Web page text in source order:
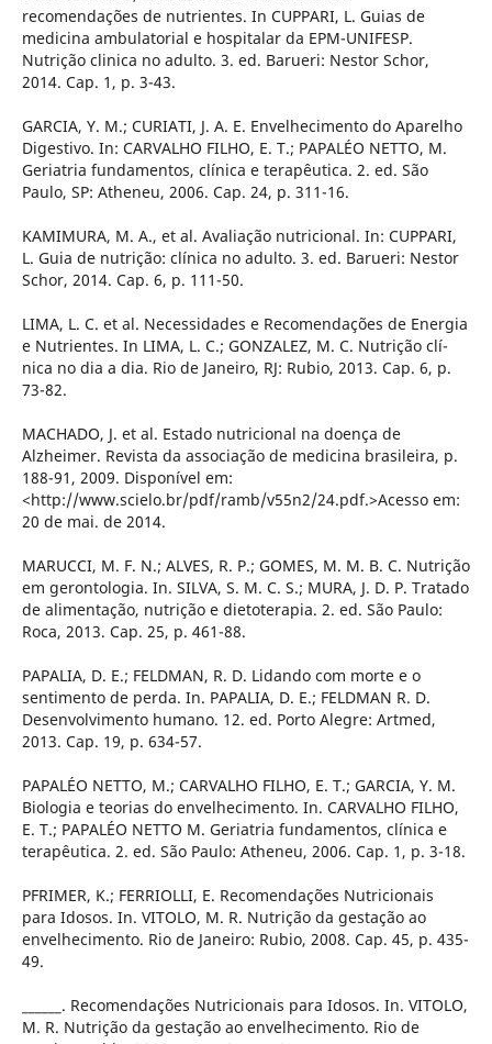
recomendações de nutrientes. In CUPPARI, L. Guias de
medicina ambulatorial e hospitalar da EPM-UNIFESP.
Nutrição clinica no adulto. 3. ed. Barueri: Nestor Schor,
2014. Cap. 1, p. 3-43.
GARCIA, Y. M.; CURIATI, J. A. E. Envelhecimento do Aparelho
Digestivo. In: CARVALHO FILHO, E. T.; PAPALÉO NETTO, M.
Geriatria fundamentos, clí­nica e terapêutica. 2. ed. São
Paulo, SP: Atheneu, 2006. Cap. 24, p. 311-16.
KAMIMURA, M. A., et al. Avaliação nutricional. In: CUPPARI,
L. Guia de nutrição: clí­nica no adulto. 3. ed. Barueri: Nestor
Schor, 2014. Cap. 6, p. 111-50.
LIMA, L. C. et al. Necessidades e Recomendações de Energia
e Nutrientes. In LIMA, L. C.; GONZALEZ, M. C. Nutrição clí­
nica no dia a dia. Rio de Janeiro, RJ: Rubio, 2013. Cap. 6, p.
73-82.
MACHADO, J. et al. Estado nutricional na doença de
Alzheimer. Revista da associação de medicina brasileira, p.
188-91, 2009. Disponí­vel em:
<http://www.scielo.br/pdf/ramb/v55n2/24.pdf.>Acesso em:
20 de mai. de 2014.
MARUCCI, M. F. N.; ALVES, R. P.; GOMES, M. M. B. C. Nutrição
em gerontologia. In. SILVA, S. M. C. S.; MURA, J. D. P. Tratado
de alimentação, nutrição e dietoterapia. 2. ed. São Paulo:
Roca, 2013. Cap. 25, p. 461-88.
PAPALIA, D. E.; FELDMAN, R. D. Lidando com morte e o
sentimento de perda. In. PAPALIA, D. E.; FELDMAN R. D.
Desenvolvimento humano. 12. ed. Porto Alegre: Artmed,
2013. Cap. 19, p. 634-57.
PAPALÉO NETTO, M.; CARVALHO FILHO, E. T.; GARCIA, Y. M.
Biologia e teorias do envelhecimento. In. CARVALHO FILHO,
E. T.; PAPALÉO NETTO M. Geriatria fundamentos, clí­nica e
terapêutica. 2. ed. São Paulo: Atheneu, 2006. Cap. 1, p. 3-18.
PFRIMER, K.; FERRIOLLI, E. Recomendações Nutricionais
para Idosos. In. VITOLO, M. R. Nutrição da gestação ao
envelhecimento. Rio de Janeiro: Rubio, 2008. Cap. 45, p. 435-
49.
______. Recomendações Nutricionais para Idosos. In. VITOLO,
M. R. Nutrição da gestação ao envelhecimento. Rio de